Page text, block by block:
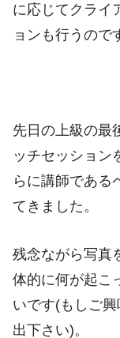
に応じてクライ
ョンも行うので
先日の上級の最
ッチセッション
らに講師である
てきました。
残念ながら写真
体的に何が起こ
いです(もしご
出下さい)。